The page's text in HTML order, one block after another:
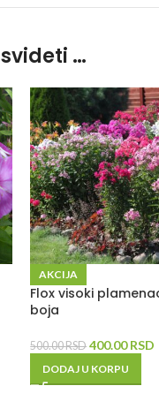
…
AKCIJA
Flox visoki
boja
500.00RSD 400.00RSD
DODAJ U KORPU